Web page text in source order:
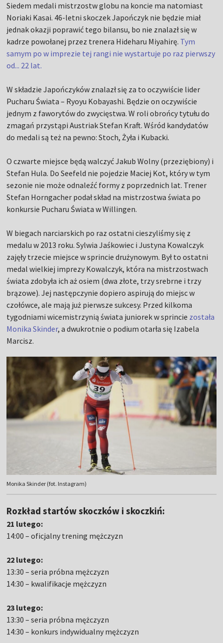
Siedem medali mistrzostw globu na koncie ma natomiast
Noriaki Kasai. 46-letni skoczek Japończyk nie będzie miał
jednak okazji poprawić tego bilansu, bo nie znalazł się w
kadrze powołanej przez trenera Hideharu Miyahirę. Tym
samym po w imprezie tej rangi nie wystartuje po raz pierwszy
od... 22 lat.
W składzie Japończyków znalazł się za to oczywiście lider
Pucharu Świata – Ryoyu Kobayashi. Będzie on oczywiście
jednym z faworytów do zwycięstwa. W roli obrońcy tytułu do
zmagań przystąpi Austriak Stefan Kraft. Wśród kandydatów
do medali są też na pewno: Stoch, Żyła i Kubacki.
O czwarte miejsce będą walczyć Jakub Wolny (przeziębiony) i
Stefan Hula. Do Seefeld nie pojedzie Maciej Kot, który w tym
sezonie nie może odnaleźć formy z poprzednich lat. Trener
Stefan Horngacher podał skład na mistrzostwa świata po
konkursie Pucharu Świata w Willingen.
W biegach narciarskich po raz ostatni cieszyliśmy się z
medalu w 2013 roku. Sylwia Jaśkowiec i Justyna Kowalczyk
zajęły trzecie miejsce w sprincie drużynowym. Był to ostatni
medal wielkiej imprezy Kowalczyk, która na mistrzostwach
świata zdobyła ich aż osiem (dwa złote, trzy srebrne i trzy
brązowe). Jej następczynie dopiero aspirują do miejsc w
czołówce, ale mają już pierwsze sukcesy. Przed kilkoma
tygodniami wicemistrzynią świata juniorek w sprincie została
Monika Skinder, a dwukrotnie o podium otarła się Izabela
Marcisz.
Monika Skinder (fot. Instagram)
Rozkład startów skoczków i skoczkiń:
21 lutego:
14:00 – oficjalny trening mężczyzn
22 lutego:
13:30 – seria próbna mężczyzn
14:30 – kwalifikacje mężczyzn
23 lutego:
13:30 – seria próbna mężczyzn
14:30 – konkurs indywidualny mężczyzn